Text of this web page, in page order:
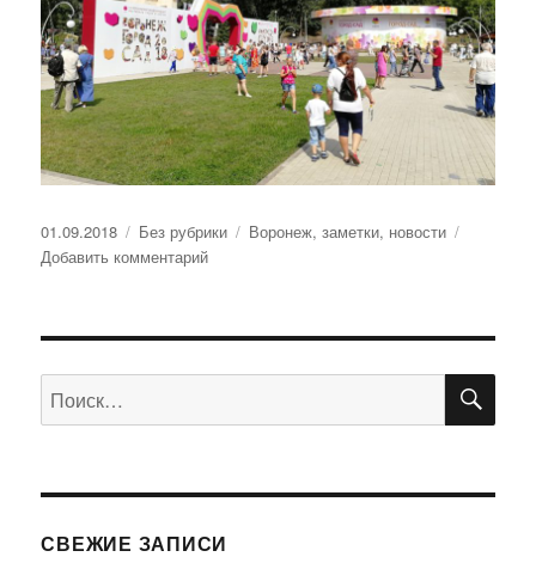
Опубликовано
01.09.2018 Рубрики
Без рубрики Метки
Воронеж,заметки, новости
Добавить комментарий
сентября.
дня
Искать:
СВЕЖИЕ ЗАПИСИ